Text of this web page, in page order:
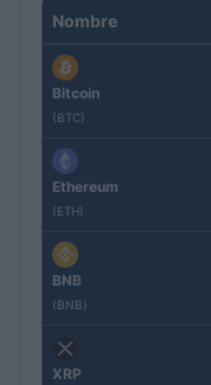
Nombre
Bitcoin
(BTC)
Ethereum
(ETH)
BNB
(BNB)
XRP